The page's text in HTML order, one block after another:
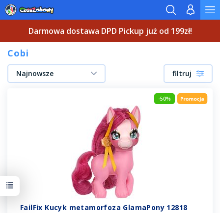
Darmowa dostawa DPD Pickup już od 199zł!
Cobi
Najnowsze filtruj
-50%
FailFix Kucyk metamorfoza GlamaPony 12818